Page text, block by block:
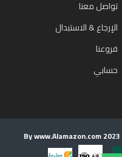
تواصل معنا
الإرجاع & الاستبدال
فروعنا
حسابي